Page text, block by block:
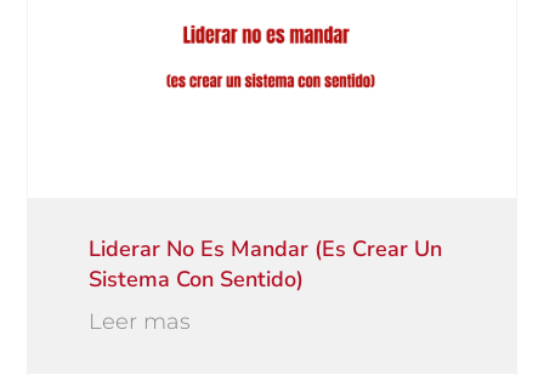
Liderar No Es Mandar (es Crear Un
Sistema Con Sentido)
Leer mas